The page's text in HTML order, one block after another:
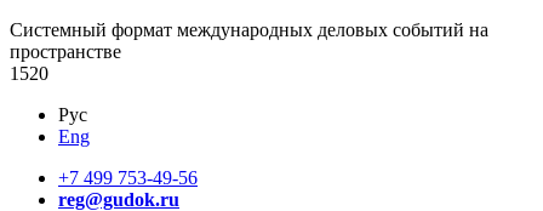
Cистемный формат международных деловых событий на
пространстве
1520
Рус
Eng
+7 499 753-49-56
reg@gudok.ru